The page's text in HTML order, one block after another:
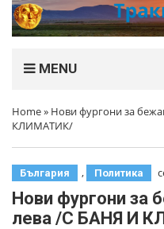
MENU
Home» Нови фургони за
КЛИМАТИК/
България , Политика
Нови фургони за
лева /С БАНЯ И